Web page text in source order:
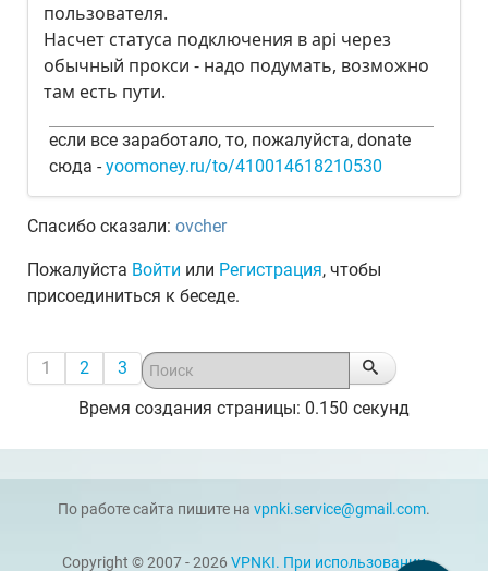
пользователя.
Насчет статуса подключения в api через
обычный прокси - надо подумать, возможно
там есть пути.
если все заработало, то, пожалуйста, donate
сюда -yoomoney.ru/to/410014618210530
Спасибо сказали: ovcher
Пожалуйста Войти или Регистрация, чтобы
присоединиться к беседе.
1 2
3
Время создания страницы: 0.150 секунд
По работе сайта пишите на vpnki.service@gmail.com.
Copyright © 2007 - 2026 VPNKI. При использовании